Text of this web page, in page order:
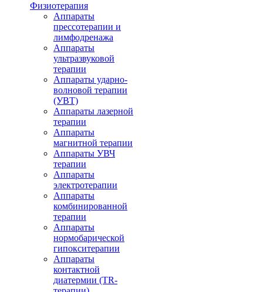
Физиотерапия
Аппараты
прессотерапии и
лимфодренажа
Аппараты
ультразвуковой
терапии
Аппараты ударно-
волновой терапии
(УВТ)
Аппараты лазерной
терапии
Аппараты
магнитной терапии
Аппараты УВЧ
терапии
Аппараты
электротерапии
Аппараты
комбинированной
терапии
Аппараты
нормобарической
гипокситерапии
Аппараты
контактной
диатермии (TR-